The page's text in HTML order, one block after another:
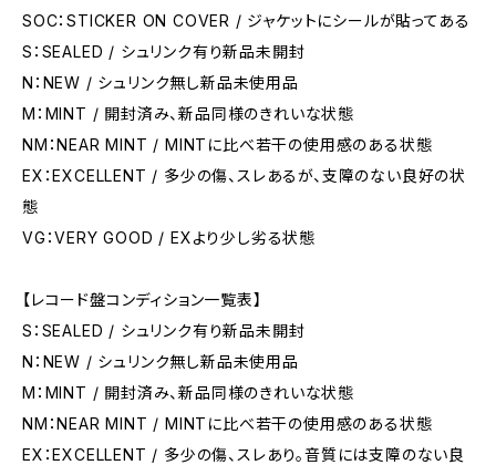
SOC：STICKER ON COVER / ジャケットにシールが貼ってある
S：SEALED / シュリンク有り新品未開封
N：NEW / シュリンク無し新品未使用品
M：MINT / 開封済み、新品同様のきれいな状態
NM：NEAR MINT / MINTに比べ若干の使用感のある状態
EX：EXCELLENT / 多少の傷、スレあるが、支障のない良好の状
態
VG：VERY GOOD / EXより少し劣る状態
【レコード盤コンディション一覧表】
S：SEALED / シュリンク有り新品未開封
N：NEW / シュリンク無し新品未使用品
M：MINT / 開封済み、新品同様のきれいな状態
NM：NEAR MINT / MINTに比べ若干の使用感のある状態
EX：EXCELLENT / 多少の傷、スレあり。音質には支障のない良